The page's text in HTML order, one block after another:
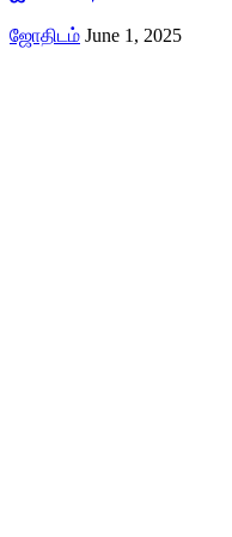
ஜோதிடம் June 1, 2025